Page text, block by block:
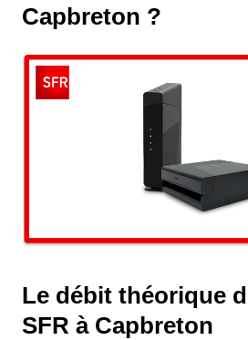
Capbreton ?
Le débit théorique
SFR à Capbreton